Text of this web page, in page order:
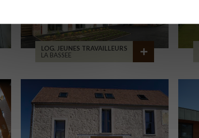
LOG. JEUNES TRAVAILLEURS
LA BASSEE